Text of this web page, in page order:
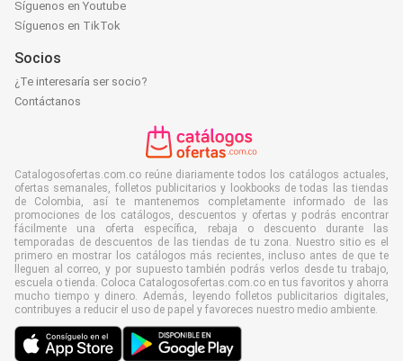
Síguenos en Youtube
Síguenos en TikTok
Socios
¿Te interesaría ser socio?
Contáctanos
Catalogosofertas.com.co reúne diariamente todos los catálogos actuales,
ofertas semanales, folletos publicitarios y lookbooks de todas las tiendas
de Colombia, así te mantenemos completamente informado de las
promociones de los catálogos, descuentos y ofertas y podrás encontrar
fácilmente una oferta específica, rebaja o descuento durante las
temporadas de descuentos de las tiendas de tu zona. Nuestro sitio es el
primero en mostrar los catálogos más recientes, incluso antes de que te
lleguen al correo, y por supuesto también podrás verlos desde tu trabajo,
escuela o tienda. Coloca Catalogosofertas.com.co en tus favoritos y ahorra
mucho tiempo y dinero. Además, leyendo folletos publicitarios digitales,
contribuyes a reducir el uso de papel y favoreces nuestro medio ambiente.